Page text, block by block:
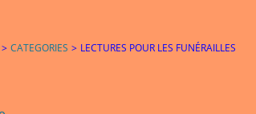
> CATEGORIES > LECTURES POUR LES FUNÉRAILLES